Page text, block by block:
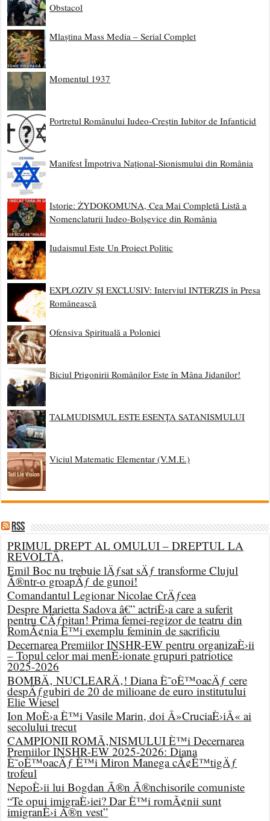
Obstacol
Mlaștina Mass Media – Serial Complet
Momentul 1937
Portretul Românului Iudeo-Creștin Iubitor de Infanticid
Manifest Împotriva Național-Sionismului din România
Istorie: ŻYDOKOMUNA, Cea Mai Completă Listă a
Nomenclaturii Iudeo-Bolșevice din România
Iudaismul Este Un Proiect Politic
EXPLOZIV ȘI EXCLUSIV: Interviul INTERZIS în Presa
Românească
Ofensiva Spirituală a Poloniei
Biciul Prigonirii Românilor Este în Mâna Jidanilor!
TALMUDISMUL ESTE ESENȚA SATANISMULUI
Viciul Matematic Elementar (V.M.E.)
RSS
PRIMUL DREPT AL OMULUI – DREPTUL LA
REVOLTÄ‚
Emil Boc nu trebuie lÄƒsat sÄƒ transforme Clujul
Ã®ntr-o groapÄƒ de gunoi!
Comandantul Legionar Nicolae CrÄƒcea
Despre Marietta Sadova â€” actriÈ›a care a suferit
pentru CÄƒpitan! Prima femei-regizor de teatru din
RomÃ¢nia È™i exemplu feminin de sacrificiu
Decernarea Premiilor INSHR-EW pentru organizaÈ›ii
– Topul celor mai menÈ›ionate grupuri patriotice
2025-2026
BOMBÄ‚ NUCLEARÄ‚! Diana È˜oÈ™oacÄƒ cere
despÄƒgubiri de 20 de milioane de euro institutului
Elie Wiesel
Ion MoÈ›a È™i Vasile Marin, doi Â»CruciaÈ›iÂ« ai
secolului trecut
CAMPIONII ROMÃ‚NISMULUI È™i Decernarea
Premiilor INSHR-EW 2025-2026: Diana
È˜oÈ™oacÄƒ È™i Miron Manega cÃ¢È™tigÄƒ
trofeul
NepoÈ›ii lui Bogdan Ã®n Ã®nchisorile comuniste
“Te opui imigraÈ›iei? Dar È™i romÃ¢nii sunt
imigranÈ›i Ã®n vest”